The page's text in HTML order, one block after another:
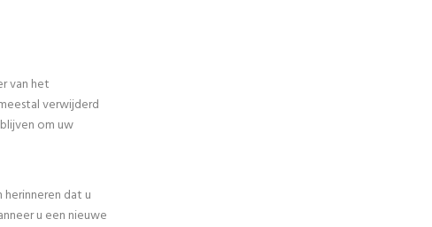
van het
verwijderd
om uw
dat u
u een nieuwe